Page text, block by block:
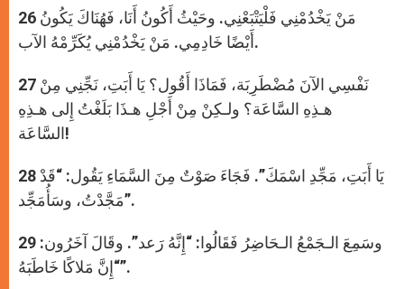
26 مَنْ يَخْدُمْنِي فَلْيَتْبَعْنِي. وحَيْثُ أَكُونُ أَنَا، فَهُنَاكَ يَكُونُ
أَيْضًا خَادِمِي. مَنْ يَخْدُمْنِي يُكَرِّمْهُ الآب.
27 نَفْسِي الآنَ مُضْطَرِبَة، فَمَاذَا أَقُول؟ يَا أَبَتِ، نَجِّنِي مِنْ
هـذِهِ السَّاعَة؟ ولـكِنْ مِنْ أَجْلِ هـذَا بَلَغْتُ إِلى هـذِهِ
السَّاعَة!
28 يَا أَبَتِ، مَجِّدِ اسْمَكَ”. فَجَاءَ صَوْتٌ مِنَ السَّمَاءِ يَقُول: “قَدْ
مَجَّدْتُ، وسَأُمَجِّد”.
29 وسَمِعَ الـجَمْعُ الـحَاضِرُ فَقَالُوا: “إِنَّهُ رَعد”. وقَالَ آخَرُون:
“إِنَّ مَلاكًا خَاطَبَهُ”.